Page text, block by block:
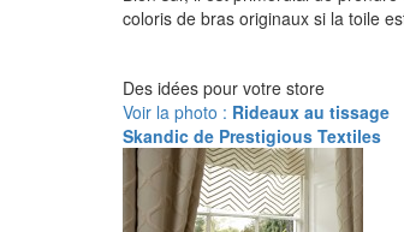
coloris de bras originaux si la toile
Des idées pour votre store
Voir la photo : Rideaux au tissage
Skandic de Prestigious Textiles